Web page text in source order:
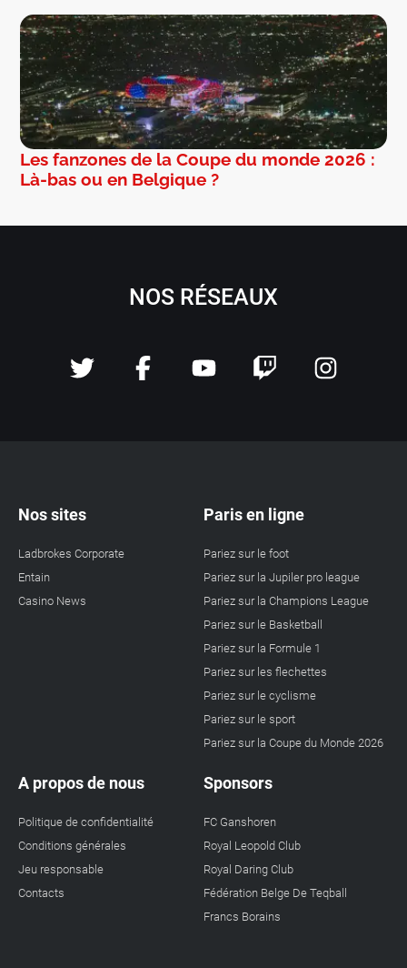
Les fanzones de la Coupe du monde 2026 :
Là-bas ou en Belgique ?
NOS RÉSEAUX
Nos sites
Ladbrokes Corporate
Entain
Casino News
Paris en ligne
Pariez sur le foot
Pariez sur la Jupiler pro league
Pariez sur la Champions League
Pariez sur le Basketball
Pariez sur la Formule 1
Pariez sur les flechettes
Pariez sur le cyclisme
Pariez sur le sport
Pariez sur la Coupe du Monde 2026
A propos de nous
Politique de confidentialité
Conditions générales
Jeu responsable
Contacts
Sponsors
FC Ganshoren
Royal Leopold Club
Royal Daring Club
Fédération Belge De Teqball
Francs Borains